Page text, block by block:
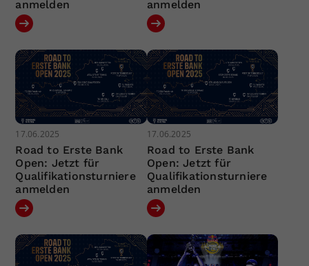
anmelden
anmelden
17.06.2025
Road to Erste Bank
Open: Jetzt für
Qualifikationsturniere
anmelden
17.06.2025
Road to Erste Bank
Open: Jetzt für
Qualifikationsturniere
anmelden